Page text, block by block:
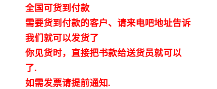
全国可货到付款
需要货到付款的客户、请来电吧地址告诉
我们就可以发货了
你见货时，直接把书款给送货员就可以
了.
如需发票请提前通知.
甘肃省建设工程预算定额
内蒙古建设工程预算定额
陕西建设工程消耗量定额 新疆建设工程预算定额
贵州水利水电定额